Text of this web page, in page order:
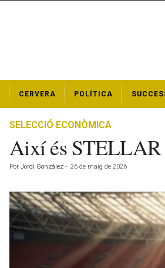
t
CERVERA POLÍTICA
SELECCIÓ ECONÒMICA
Així és
Por Jordi González - 26 de maig de 2026